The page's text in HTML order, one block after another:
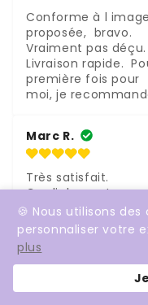
Conforme à l image
proposée,  bravo.
Vraiment pas déçu.
Livraison rapide.
première fois pour
moi, je
Marc R.
Très satisfait.
Cordialement.
🍪 Nous utilisons
personnaliser votre
plus